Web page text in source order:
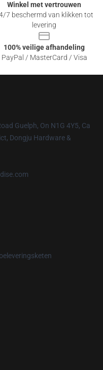
Winkel met vertrouwen
7 beschermd van klikken tot
levering
100% veilige afhandeling
PayPal / MasterCard / Visa
Guelph, On N1G 4Y5, Ca
Dongju Hardware &